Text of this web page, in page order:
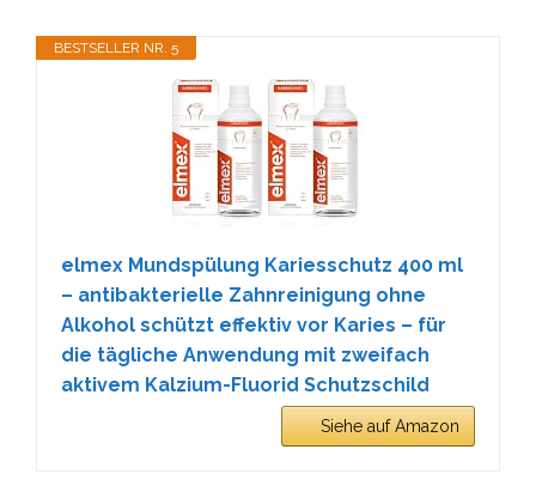
BESTSELLER NR. 5
elmex Mundspülung Kariesschutz 400 ml
– antibakterielle Zahnreinigung ohne
Alkohol schützt effektiv vor Karies – für
die tägliche Anwendung mit zweifach
aktivem Kalzium-Fluorid Schutzschild
Siehe auf Amazon